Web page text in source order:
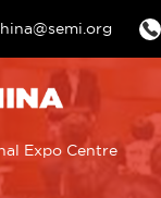
Expo Centre